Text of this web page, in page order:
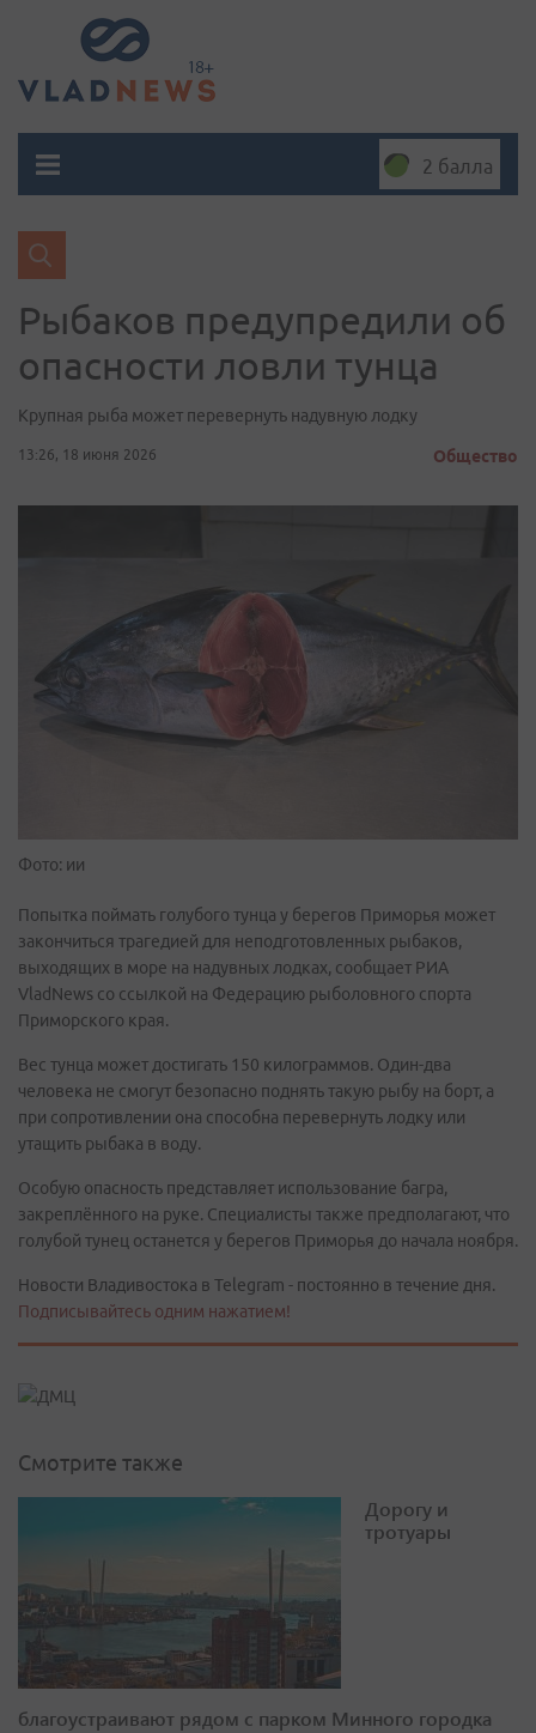
2 балла
Рыбаков предупредили об
опасности ловли тунца
Крупная рыба может перевернуть надувную лодку
13:26, 18 июня 2026 Общество
Фото: ии
Попытка поймать голубого тунца у берегов Приморья может
закончиться трагедией для неподготовленных рыбаков,
выходящих в море на надувных лодках, сообщает РИА
VladNews со ссылкой на Федерацию рыболовного спорта
Приморского края.
Вес тунца может достигать 150 килограммов. Один-два
человека не смогут безопасно поднять такую рыбу на борт, а
при сопротивлении она способна перевернуть лодку или
утащить рыбака в воду.
Особую опасность представляет использование багра,
закреплённого на руке. Специалисты также предполагают, что
голубой тунец останется у берегов Приморья до начала ноября.
Новости Владивостока в Telegram - постоянно в течение дня.
Подписывайтесь одним нажатием!
Смотрите также
Дорогу и
тротуары
благоустраивают рядом с парком Минного городка